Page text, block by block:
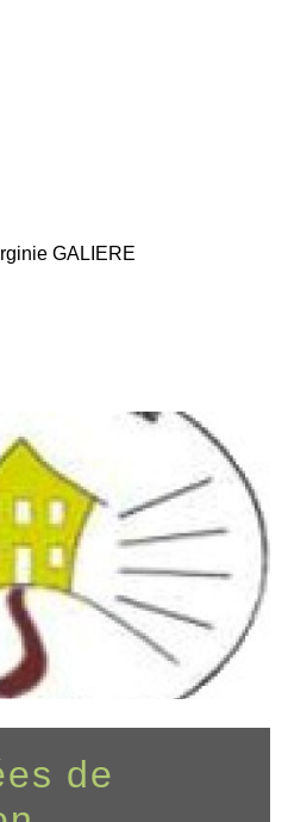
GALIERE
de